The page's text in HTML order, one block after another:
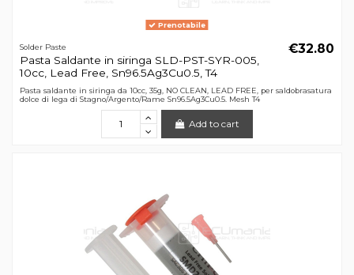
Prenotabile
Solder Paste
Pasta Saldante in siringa SLD-PST-SYR-005,
10cc, Lead Free, Sn96.5Ag3Cu0.5, T4
€32.80
Pasta saldante in siringa da 10cc, 35g, NO CLEAN, LEAD FREE, per saldobrasatura
dolce di lega di Stagno/Argento/Rame Sn96.5Ag3Cu0.5. Mesh T4
Add to cart